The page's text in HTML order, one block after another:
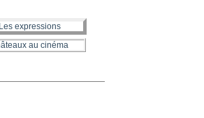
Les expressions
au cinéma